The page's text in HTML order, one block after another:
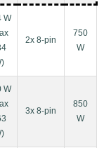
W
2x 8-pin
750
W
W
3x 8-pin
850
W